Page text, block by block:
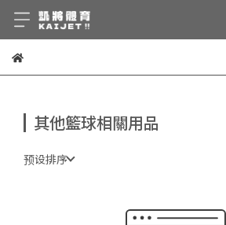
其他籃球相關用品
预设排序